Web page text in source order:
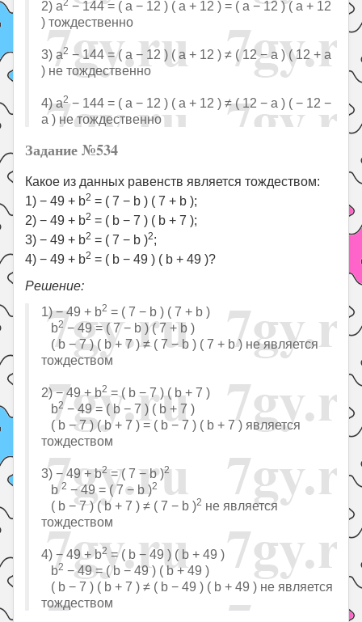
2) a2 − 144 = ( a − 12 ) ( a + 12 ) = ( a − 12 ) ( a + 12
) тождественно
3) a2 − 144 = ( a − 12 ) ( a + 12 ) ≠ ( 12 − a ) ( 12 + a
) не тождественно
4) a2− 144 = ( a − 12 ) ( a + 12 ) ≠ ( 12 − a ) ( − 12 −
a ) не тождественно
Задание №534
Какое из данных равенств является тождеством:
1) − 49 + b2 = ( 7 − b ) ( 7 + b );
2) − 49 + b2 = ( b − 7 ) ( b + 7 );
3) − 49 + b2 = ( 7 − b )2;
4) − 49 + b2 = ( b − 49 ) ( b + 49 )?
Решение:
1) − 49 + b2 = ( 7 − b ) ( 7 + b )
b2− 49 = ( 7 − b ) ( 7 + b )
( b − 7 ) ( b + 7 ) ≠ ( 7 − b ) ( 7 + b ) не является
тождеством
2) − 49 + b2= ( b − 7 ) ( b + 7 )
b2− 49 = ( b − 7 ) ( b + 7 )
( b − 7 ) ( b + 7 ) = ( b − 7 ) ( b + 7 ) является
тождеством
3) − 49 + b2= ( 7 − b )2
b2 − 49 = ( 7 − b )2
( b − 7 ) ( b + 7 ) ≠ ( 7 − b )2 не является
тождеством
4) − 49 + b2 = ( b − 49 ) ( b + 49 )
b2 − 49 = ( b − 49 ) ( b + 49 )
( b − 7 ) ( b + 7 ) ≠ ( b − 49 ) ( b + 49 ) не является
тождеством